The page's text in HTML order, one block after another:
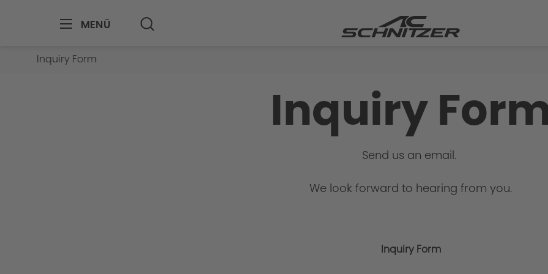
MENÜ
Inquiry Form
Inquiry
Send us an email.
We look forward to hearing from you.
Inquiry Form